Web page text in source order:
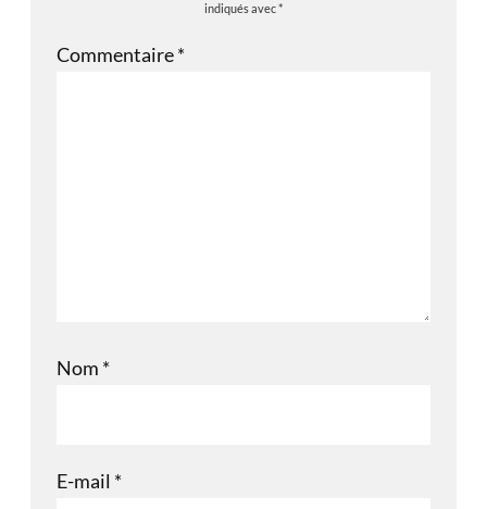
indiqués avec*
Commentaire*
Nom *
E-mail *